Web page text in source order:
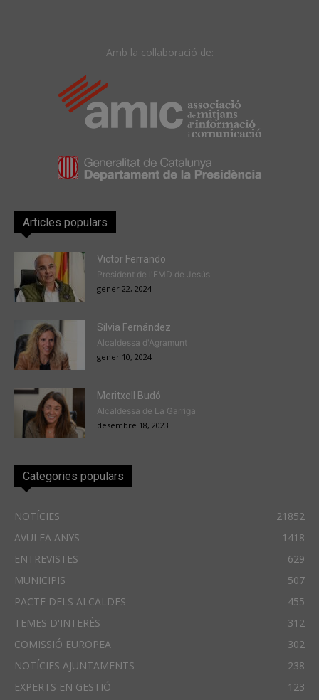
Amb la col·laboració de:
Articles populars
Victor Ferrando
President de l'EMD de Jesús
gener 22, 2024
Sílvia Fernández
Alcaldessa d'Agramunt
gener 10, 2024
Meritxell Budó
Alcaldessa de La Garriga
desembre 18, 2023
Categories populars
NOTÍCIES
21852
AVUI FA ANYS
1418
ENTREVISTES
629
MUNICIPIS
507
PACTE DELS ALCALDES
455
TEMES D'INTERÈS
312
COMISSIÓ EUROPEA
302
NOTÍCIES AJUNTAMENTS
238
EXPERTS EN GESTIÓ
123